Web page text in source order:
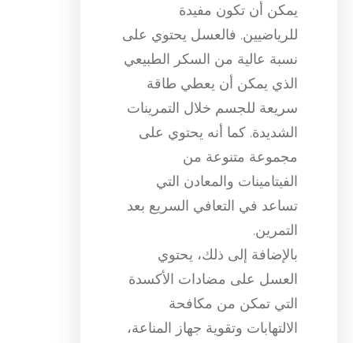
يمكن أن تكون مفيدة
للرياضيين. فالعسل يحتوي على
نسبة عالية من السكر الطبيعي
الذي يمكن أن يعطي طاقة
سريعة للجسم خلال التمرينات
الشديدة. كما أنه يحتوي على
مجموعة متنوعة من
الفيتامينات والمعادن التي
تساعد في التعافي السريع بعد
التمرين.
بالإضافة إلى ذلك، يحتوي
العسل على مضادات الأكسدة
التي تمكن من مكافحة
الالتهابات وتقوية جهاز المناعة،